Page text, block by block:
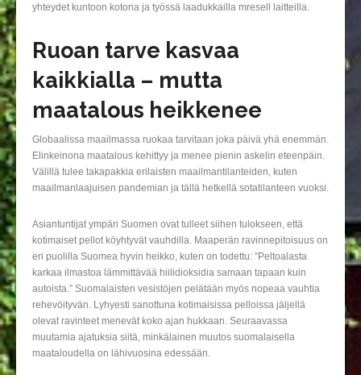
yhteydet kuntoon kotona ja työssä laadukkailla mresell laitteilla.
Ruoan tarve kasvaa
kaikkialla – mutta
maatalous heikkenee
Globaalissa maailmassa ruokaa tarvitaan joka päivä yhä enemmän.
Elinkeinona maatalous kehittyy ja menee pienin askelin eteenpäin.
Välillä tulee takapakkia erilaisten maailmantilanteiden, kuten
maailmanlaajuisen pandemian ja tällä hetkellä sotatilanteen vuoksi.
Asiantuntijat ympäri Suomen ovat tulleet siihen tulokseen, että
kotimaiset pellot köyhtyvät vauhdilla. Maaperän ravinnepitoisuus on
eri puolilla Suomea hyvin heikko, kuten on todettu: ”Peltoalasta
karkaa ilmastoa lämmittävää hiilidioksidia samaan tapaan kuin
autoista.” Suomalaisten vesistöjen pelätään myös nopeaa vauhtia
rehevöityvän. Lyhyesti sanottuna kotimaisissa pelloissa jäljellä
olevat ravinteet menevät koko ajan hukkaan. Seuraavassa
muutamia ajatuksia siitä, minkälainen muutos suomalaisella
maataloudella on lähivuosina edessään.